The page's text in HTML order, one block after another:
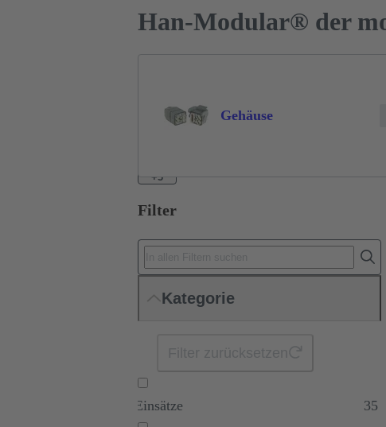
Han-Modular® der
Gehäuse
+3
Filter
Kategorie
Einsätze 35